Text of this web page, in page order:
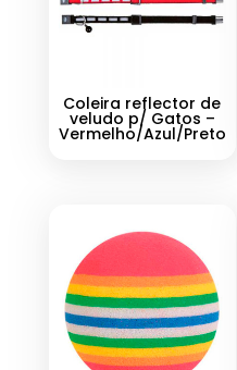
Coleira reflector de
veludo p/ Gatos –
Vermelho/Azul/Preto